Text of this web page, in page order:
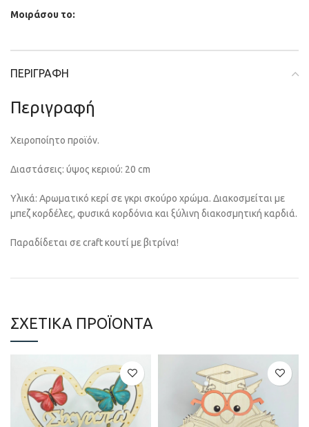
Μοιράσου το:
ΠΕΡΙΓΡΑΦΉ
Περιγραφή
Χειροποίητο προϊόν.
Διαστάσεις: ύψος κεριού: 20 cm
Υλικά: Αρωματικό κερί σε γκρι σκούρο χρώμα. Διακοσμείται με
μπεζ κορδέλες, φυσικά κορδόνια και ξύλινη διακοσμητική καρδιά.
Παραδίδεται σε craft κουτί με βιτρίνα!
ΣΧΕΤΙΚΆ ΠΡΟΪΌΝΤΑ